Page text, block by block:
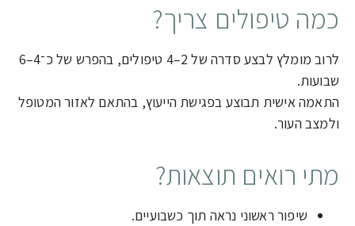
כמה טיפולים צריך?
לרוב מומלץ לבצע סדרה של 2–4 טיפולים, בהפרש של כ־4–6
שבועות.
התאמה אישית תבוצע בפגישת הייעוץ, בהתאם לאזור המטופל
ולמצב העור.
מתי רואים תוצאות?
שיפור ראשוני נראה תוך כשבועיים.